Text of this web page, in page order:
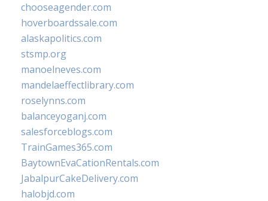
chooseagender.com
hoverboardssale.com
alaskapolitics.com
stsmp.org
manoelneves.com
mandelaeffectlibrary.com
roselynns.com
balanceyoganj.com
salesforceblogs.com
TrainGames365.com
BaytownEvaCationRentals.com
JabalpurCakeDelivery.com
halobjd.com